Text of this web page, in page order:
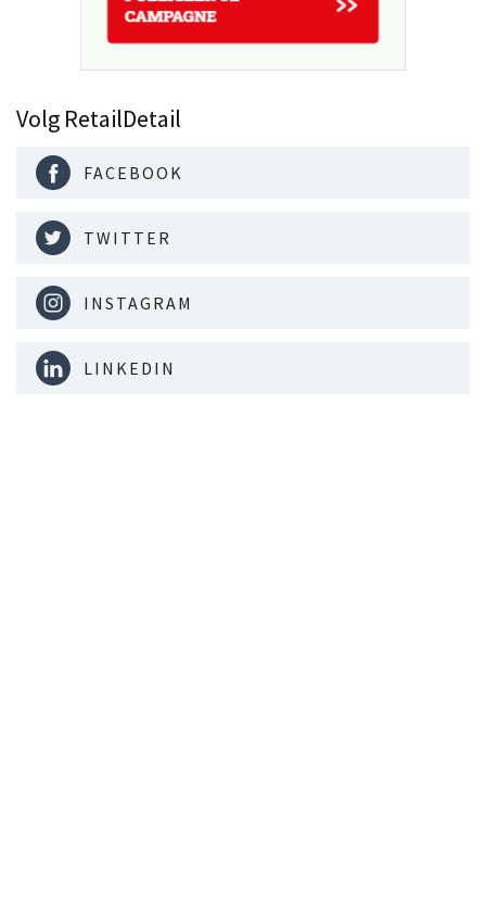
Volg RetailDetail
FACEBOOK
TWITTER
INSTAGRAM
LINKEDIN